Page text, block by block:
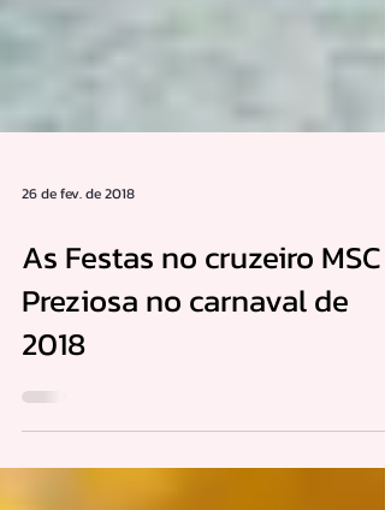
As Festas no cruzeiro MSC
Preziosa no carnaval de
2018